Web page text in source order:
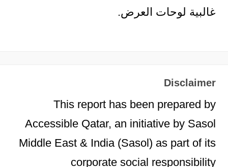
غالبية لوحات العرض.
Disclaimer
This report has been prepared by
Accessible Qatar, an initiative by Sasol
Middle East & India (Sasol) as part of its
corporate social responsibility